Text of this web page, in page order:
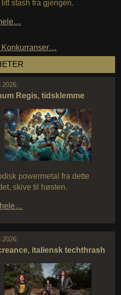
stash fra gjengen.
Konkurranser…
Regis, tidsklemme
powermetal fra dette
skive til høsten.
italiensk techthrash